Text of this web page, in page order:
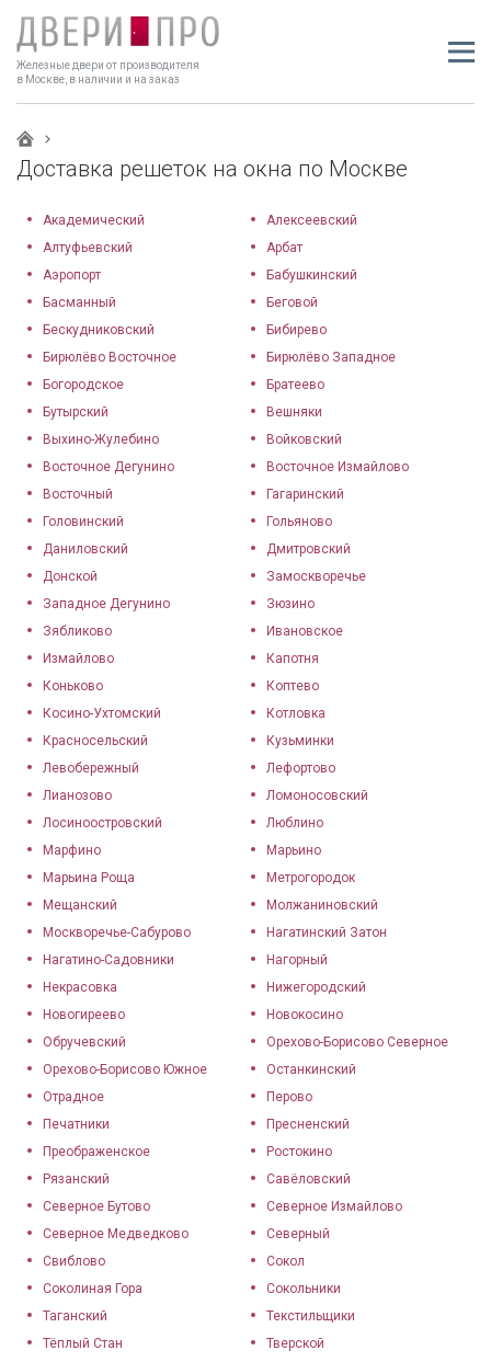
Железные двери от производителя
в Москве, в наличии и на заказ
Доставка решеток на окна по Москве
Академический
Алексеевский
Алтуфьевский
Арбат
Аэропорт
Бабушкинский
Басманный
Беговой
Бескудниковский
Бибирево
Бирюлёво Восточное
Бирюлёво Западное
Богородское
Братеево
Бутырский
Вешняки
Выхино-Жулебино
Войковский
Восточное Дегунино
Восточное Измайлово
Восточный
Гагаринский
Головинский
Гольяново
Даниловский
Дмитровский
Донской
Замоскворечье
Западное Дегунино
Зюзино
Зябликово
Ивановское
Измайлово
Капотня
Коньково
Коптево
Косино-Ухтомский
Котловка
Красносельский
Кузьминки
Левобережный
Лефортово
Лианозово
Ломоносовский
Лосиноостровский
Люблино
Марфино
Марьино
Марьина Роща
Метрогородок
Мещанский
Молжаниновский
Москворечье-Сабурово
Нагатинский Затон
Нагатино-Садовники
Нагорный
Некрасовка
Нижегородский
Новогиреево
Новокосино
Обручевский
Орехово-Борисово Северное
Орехово-Борисово Южное
Останкинский
Отрадное
Перово
Печатники
Пресненский
Преображенское
Ростокино
Рязанский
Савёловский
Северное Бутово
Северное Измайлово
Северное Медведково
Северный
Свиблово
Сокол
Соколиная Гора
Сокольники
Таганский
Текстильщики
Тёплый Стан
Тверской